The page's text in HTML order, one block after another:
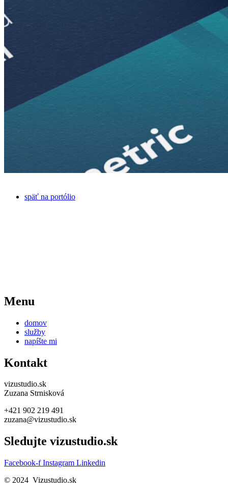
späť na portólio
Menu
domov
služby
napíšte mi
Kontakt
vizustudio.sk
Zuzana Strnisková
+421 902 219 491
zuzana@vizustudio.sk
Sledujte vizustudio.sk
Facebook-f Instagram Linkedin
© 2024 Vizustudio.sk